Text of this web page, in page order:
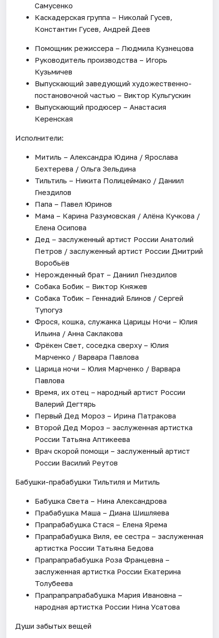
Самусенко
Каскадерская группа – Николай Гусев,
Константин Гусев, Андрей Деев
Помощник режиссера – Людмила Кузнецова
Руководитель производства – Игорь
Кузьмичев
Выпускающий заведующий художественно-
постановочной частью – Виктор Кульгускин
Выпускающий продюсер – Анастасия
Керенская
Исполнители:
Митиль – Александра Юдина / Ярослава
Бехтерева / Ольга Зельдина
Тильтиль – Никита Полицеймако / Даниил
Гнездилов
Папа – Павел Юринов
Мама – Карина Разумовская / Алёна Кучкова /
Елена Осипова
Дед – заслуженный артист России Анатолий
Петров / заслуженный артист России Дмитрий
Воробьёв
Нерожденный брат – Даниил Гнездилов
Собака Бобик – Виктор Княжев
Собака Тобик – Геннадий Блинов / Сергей
Тупогуз
Фрося, кошка, служанка Царицы Ночи – Юлия
Ильина / Анна Саклакова
Фрёкен Свет, соседка сверху – Юлия
Марченко / Варвара Павлова
Царица ночи – Юлия Марченко / Варвара
Павлова
Время, их отец – народный артист России
Валерий Дегтярь
Первый Дед Мороз – Ирина Патракова
Второй Дед Мороз – заслуженная артистка
России Татьяна Аптикеева
Врач скорой помощи – заслуженный артист
России Василий Реутов
Бабушки-прабабушки Тильтиля и Митиль
Бабушка Света – Нина Александрова
Прабабушка Маша – Диана Шишляева
Прапрабабушка Стася – Елена Ярема
Прапрабабушка Виля, ее сестра – заслуженная
артистка России Татьяна Бедова
Прапрапрабабушка Роза Францевна –
заслуженная артистка России Екатерина
Толубеева
Прапрапрапрабабушка Мария Ивановна –
народная артистка России Нина Усатова
Души забытых вещей